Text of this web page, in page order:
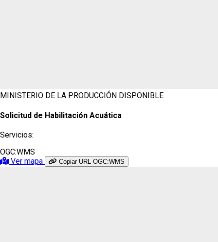
MINISTERIO DE LA PRODUCCIÓN DISPONIBLE
Solicitud de Habilitación Acuática
Servicios:
OGC:WMS
Ver mapa
Copiar URL OGC:WMS